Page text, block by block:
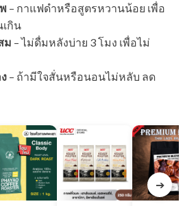
– กาแฟดำหรือสูตรหวานน้อย เพื่อ
กิน
ม – ไม่ดื่มหลังบ่าย 3 โมง เพื่อไม่
– ถ้ามีใจสั่นหรือนอนไม่หลับ ลด
➔